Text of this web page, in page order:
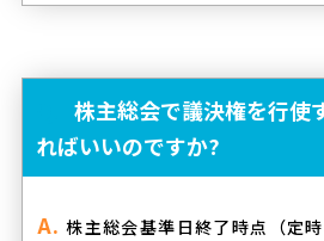
株主総会で議決権を行使
ればいいのですか?
株主総会基準日終了時点（定